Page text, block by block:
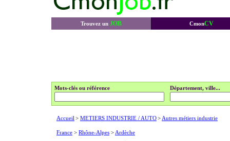
Trouvez un JOB CmonCV
Mots-clés ou référence Département, ville...
Accueil > METIERS INDUSTRIE / AUTO> Autres métiers industrie
France > Rhône-Alpes > Ardèche